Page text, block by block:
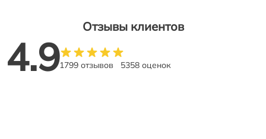
Отзывы клиентов
4.91799 отзывов 5358 оценок